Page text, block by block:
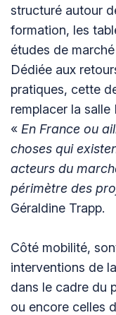
structuré autour
formation, les
études de
Dédiée aux
pratiques, cette
remplacer la
« En France ou
choses qui
acteurs du
périmètre des
Géraldine Trapp.
Côté mobilité,
interventions de
dans le cadre du
ou encore celles